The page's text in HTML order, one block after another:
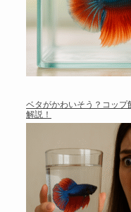
ベタがかわいそう？コップ
解説！